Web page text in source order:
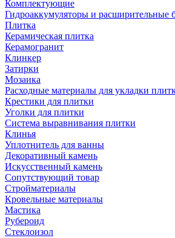
Комплектующие
Гидроаккумуляторы и расширительные
Плитка
Керамическая плитка
Керамогранит
Клинкер
Затирки
Мозаика
Расходные материалы для укладки
Крестики для плитки
Уголки для плитки
Система выравнивания плитки
Клинья
Уплотнитель для ванны
Декоративный камень
Искусственный камень
Сопутствующий товар
Стройматериалы
Кровельные материалы
Мастика
Рубероид
Стеклоизол